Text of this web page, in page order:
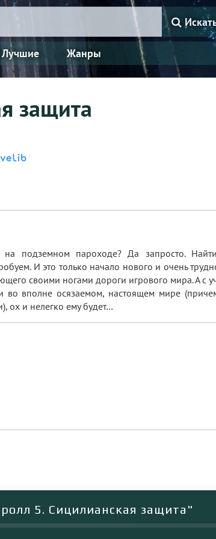
Лучшие Жанры
защита
подземном пароходе? Да запросто.
И это только начало нового и очень
своими ногами дороги игрового мира. А с
во вполне осязаемом, настоящем мире
ох и нелегко ему будет…
5. Сицилианская защита"